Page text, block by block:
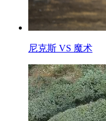
尼克斯 VS 魔术